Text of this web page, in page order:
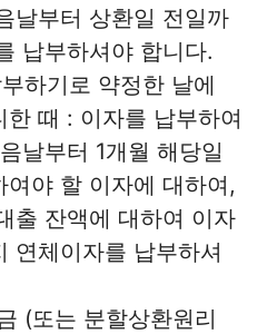
날부터 상환일 전일까
납부하셔야 합니다.
하기로 약정한 날에
한 때 : 이자를 납부하여
날부터 1개월 해당일
여야 할 이자에 대하여,
출 잔액에 대하여 이자
연체이자를 납부하셔
(또는 분할상환원리